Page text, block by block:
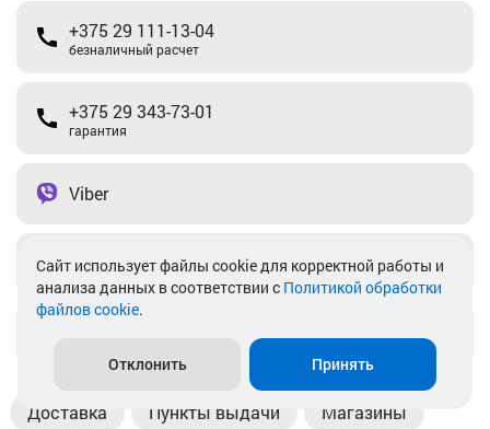
+375 29 111-13-04
безналичный расчет
+375 29 343-73-01
гарантия
Viber
Telegram
Доставка Пункты выдачи Магазины
Cайт использует файлы cookie для корректной работы и
анализа данных в соответствии с Политикой обработки
файлов cookie.
Отклонить Принять